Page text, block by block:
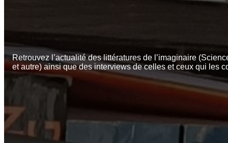
Retrouvez l’actualité des littératures de l’imaginaire
et autre) ainsi que des interviews de celles et ceux qui les